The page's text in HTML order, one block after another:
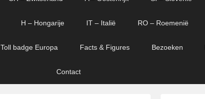
H – Hongarije IT – Italië RO – Roemenië
Toll badge Europa Facts & Figures Bezoeken
Contact